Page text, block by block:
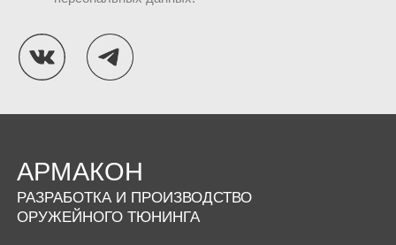
АРМАКОН
РАЗРАБОТКА И ПРОИЗВОДСТВО
ОРУЖЕЙНОГО ТЮНИНГА